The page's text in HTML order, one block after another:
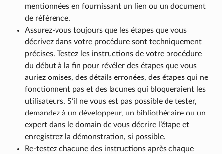
mentionnées en fournissant un lien ou un document
de référence.
Assurez-vous toujours que les étapes que vous
décrivez dans votre procédure sont techniquement
précises. Testez les instructions de votre procédure
du début à la fin pour révéler des étapes que vous
auriez omises, des détails erronées, des étapes qui ne
fonctionnent pas et des lacunes qui bloqueraient les
utilisateurs. S’il ne vous est pas possible de tester,
demandez à un développeur, un bibliothécaire ou un
expert dans le domain de vous décrire l’étape et
enregistrez la démonstration, si possible.
Re-testez chacune des instructions après chaque